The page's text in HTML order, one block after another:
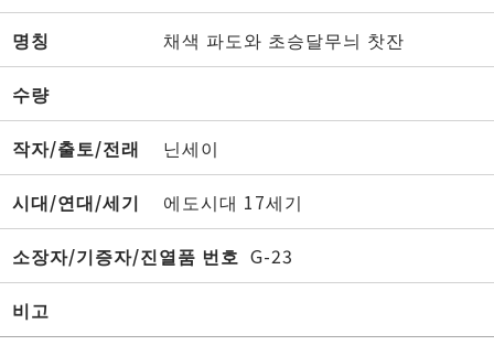
명칭 채색 파도와 초승달무늬 찻잔
수량
작자/출토/전래 닌세이
시대/연대/세기 에도시대 17세기
소장자/기증자/진열품 번호 G-23
비고